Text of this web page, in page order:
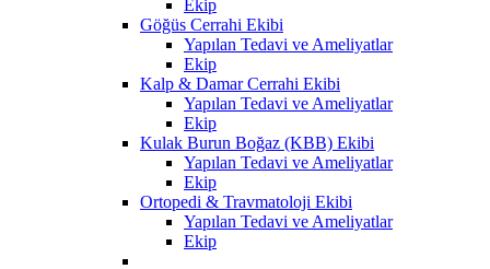
Ekip
Göğüs Cerrahi Ekibi
Yapılan Tedavi ve Ameliyatlar
Ekip
Kalp & Damar Cerrahi Ekibi
Yapılan Tedavi ve Ameliyatlar
Ekip
Kulak Burun Boğaz (KBB) Ekibi
Yapılan Tedavi ve Ameliyatlar
Ekip
Ortopedi & Travmatoloji Ekibi
Yapılan Tedavi ve Ameliyatlar
Ekip